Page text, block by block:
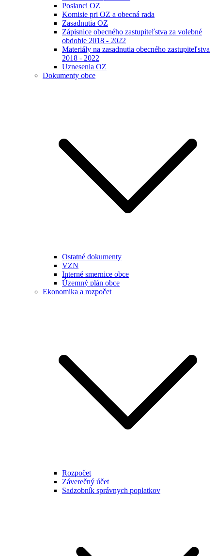
Poslanci OZ
Komisie pri OZ a obecná rada
Zasadnutia OZ
Zápisnice obecného zastupiteľstva za volebné
obdobie 2018 - 2022
Materiály na zasadnutia obecného zastupiteľstva
2018 - 2022
Uznesenia OZ
Dokumenty obce
Ostatné dokumenty
VZN
Interné smernice obce
Územný plán obce
Ekonomika a rozpočet
Rozpočet
Záverečný účet
Sadzobník správnych poplatkov